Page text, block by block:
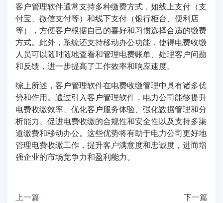
客户管理软件通常支持多种缴费方式，如线上支付（支
付宝、微信支付等）和线下支付（银行柜台、便利店
等），方便客户根据自己的喜好和习惯选择合适的缴费
方式。此外，系统还支持移动办公功能，使得电费收缴
人员可以随时随地查看和管理电费账单、处理客户问题
和反馈，进一步提高了工作效率和响应速度。
综上所述，客户管理软件在电费收缴管理中具有诸多优
势和作用。通过引入客户管理软件，电力公司能够提升
电费收缴效率、优化客户服务体验、强化数据管理和分
析能力、促进电费收缴的合规性和安全性以及支持多渠
道缴费和移动办公。这些优势将有助于电力公司更好地
管理电费收缴工作，提升客户满意度和忠诚度，进而增
强企业的市场竞争力和盈利能力。
上一篇 下一篇